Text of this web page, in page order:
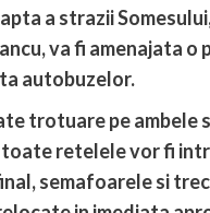
a strazii
va fi amenajata o
autobuzelor.
trotuare pe ambele
toate retelele vor fi
semafoarele si